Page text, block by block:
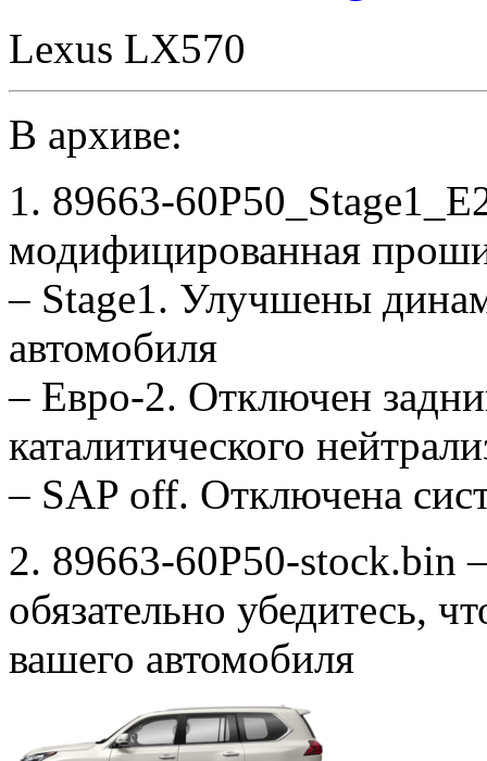
Lexus LX570
В архиве:
1. 89663-
модифицированная
– Stage1. Улучшены
автомобиля
– Евро-2. Отключен
каталитического
– SAP off. Отключена
2. 89663-60P50-stock.bin
обязательно убедитесь,
вашего автомобиля